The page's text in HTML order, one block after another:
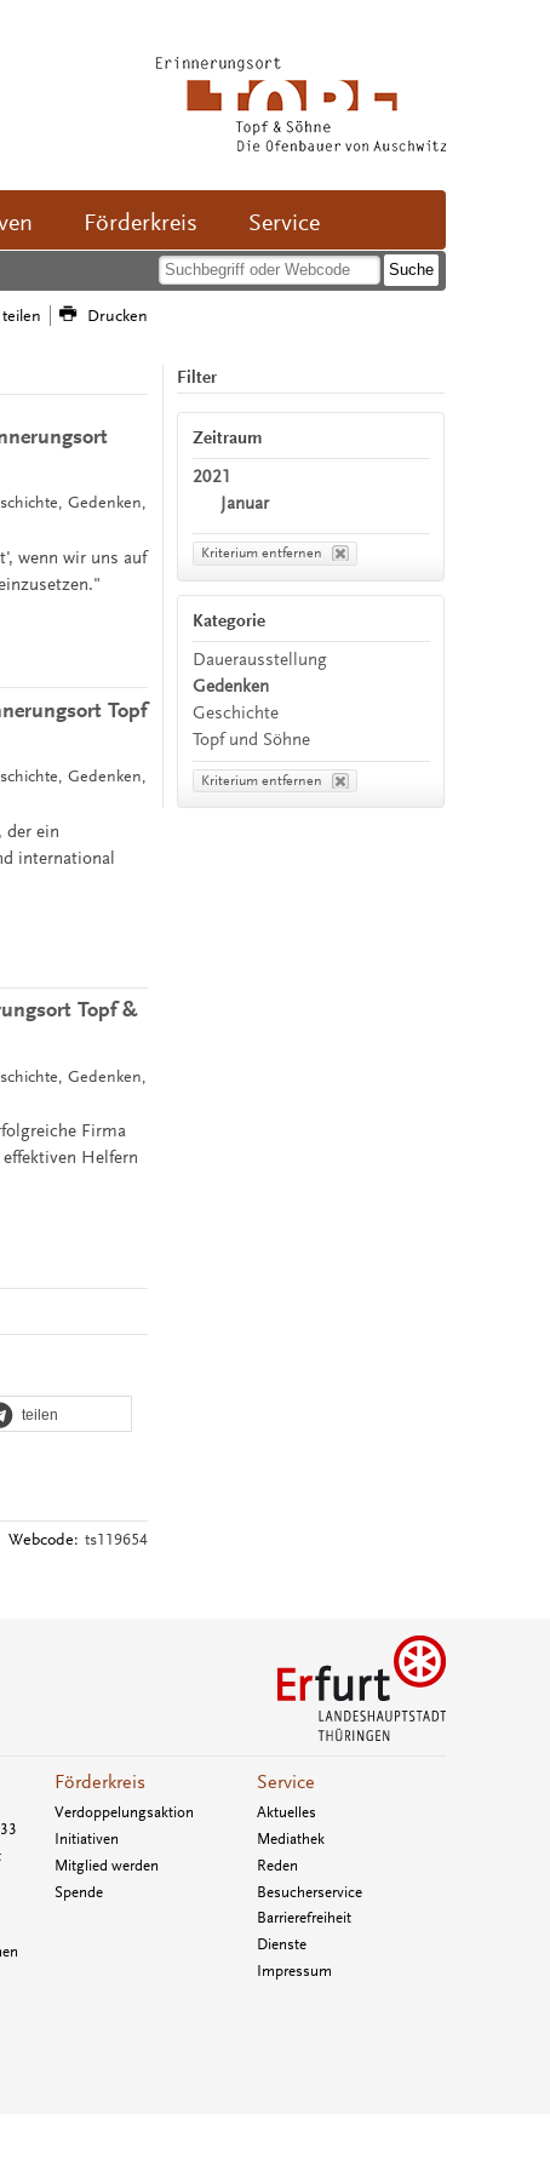
Förderkreis Service
teilen Drucken
Gedenken,
wenn wir uns auf
Topf
Gedenken,
der ein
international
Topf &
Gedenken,
Firma
Helfern
teilen
Webcode: ts119654
Filter
Zeitraum
2021
Januar
Kriterium entfernen
Kategorie
Dauerausstellung
Gedenken
Geschichte
Topf und Söhne
Kriterium entfernen
Förderkreis
Verdoppelungsaktion
Initiativen
Mitglied werden
Spende
Service
Aktuelles
Mediathek
Reden
Besucherservice
Barrierefreiheit
Dienste
Impressum